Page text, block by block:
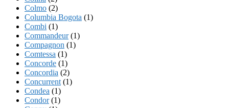
Colmo (2)
Columbia Bogota (1)
Combi (1)
Commandeur(1)
Compagnon (1)
Comtessa (1)
Concorde (1)
Concordia (2)
Concurrent (1)
Condea (1)
Condor(1)